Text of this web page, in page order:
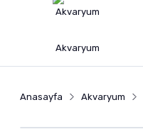
Akvaryum
Anasayfa Akvaryum